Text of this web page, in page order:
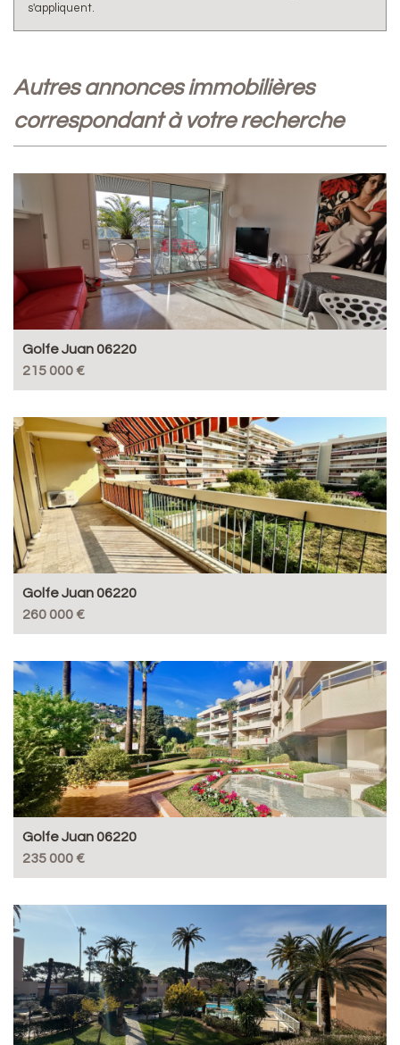
s'appliquent.
autres annonces immobilières
correspondant à votre recherche
Golfe Juan 06220
215 000 €
Golfe Juan 06220
260 000 €
Golfe Juan 06220
235 000 €